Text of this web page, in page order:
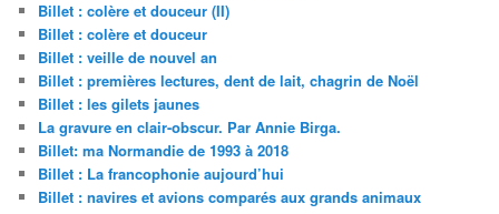
Billet : colère et douceur (II)
Billet : colère et douceur
Billet : veille de nouvel an
Billet : premières lectures, dent de lait, chagrin de Noël
Billet : les gilets jaunes
La gravure en clair-obscur. Par Annie Birga.
Billet: ma Normandie de 1993 à 2018
Billet : La francophonie aujourd’hui
Billet : navires et avions comparés aux grands animaux